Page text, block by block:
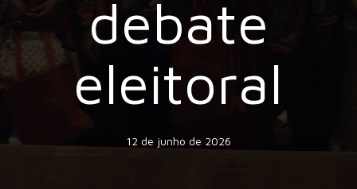
debate
eleitoral
12 de junho de 2026